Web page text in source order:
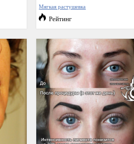
Мягкая растушевка
Рейтинг